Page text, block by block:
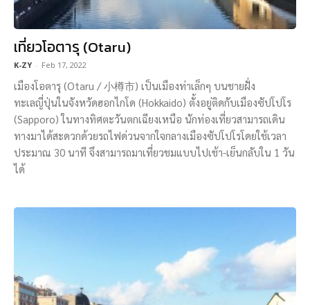
เที่ยวโอตารุ (Otaru)
K-ZY - Feb 17, 2022
เมืองโอตารุ (Otaru / 小樽市) เป็นเมืองท่าเล็กๆ บนชายฝั่ง
ทะเลญี่ปุ่นในจังหวัดฮอกไกโด (Hokkaido) ตั้งอยู่ติดกับเมืองซัปโปโร
(Sapporo) ในทางทิศตะวันตกเฉียงเหนือ นักท่องเที่ยวสามารถเดิน
ทางมาได้สะดวกด้วยรถไฟด่วนจากใจกลางเมืองซัปโปโรโดยใช้เวลา
ประมาณ 30 นาที จึงสามารถมาเที่ยวชมแบบไปเช้า-เย็นกลับใน 1 วัน
ได้